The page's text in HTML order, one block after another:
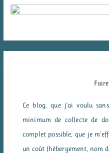
Ce blog, que j'ai voulu
minimum de collecte de
complet possible, que je
un coût (hébergement, nom